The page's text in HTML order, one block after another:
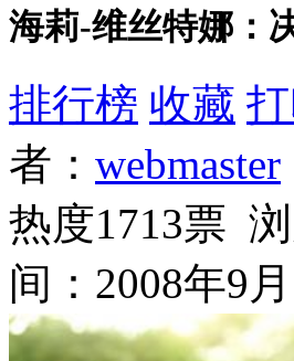
海莉-维丝特娜：
排行榜 收藏
者： webmaster
热度1713票
间：2008年9